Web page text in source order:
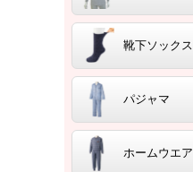
靴下ソックス
パジャマ
ホームウエア